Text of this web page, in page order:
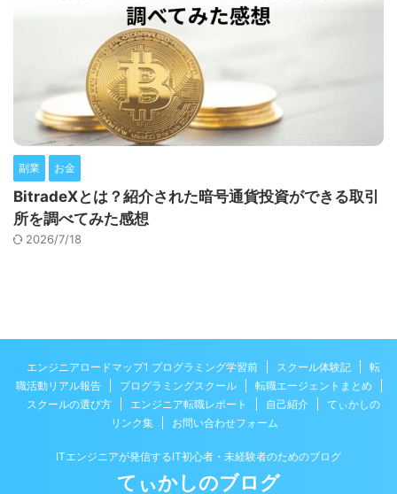
副業 お金
BitradeXとは？紹介された暗号通貨投資ができる取引
所を調べてみた感想
2026/7/18
エンジニアロードマップ1 プログラミング学習前 スクール体験記
転
職活動リアル報告
プログラミングスクール
転職エージェントまとめ
スクールの選び方
エンジニア転職レポート 自己紹介
てぃかしの
リンク集
お問い合わせフォーム
ITエンジニアが発信するIT初心者・未経験者のためのブログ
てぃかしのブログ